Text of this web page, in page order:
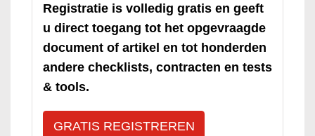
Registratie is volledig gratis en geeft
u direct toegang tot het opgevraagde
document of artikel en tot honderden
andere checklists, contracten en tests
& tools.
GRATIS REGISTREREN